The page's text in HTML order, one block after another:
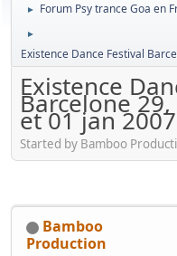
► Forum Psy trance Goa en
►
Existence Dance Festival
Existence
Barcelone
et 01 jan 2007
Started by Bamboo
Bamboo
Production